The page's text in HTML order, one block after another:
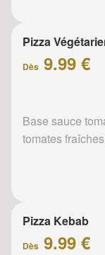
Pizza
Dès 9.99 €
Base sauce
tomates
Pizza Kebab
Dès 9.99 €